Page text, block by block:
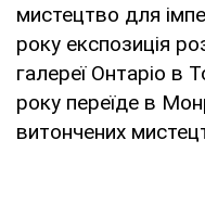
мистецтво для
року експозиція
галереї Онтаріо в
року переїде в
витончених